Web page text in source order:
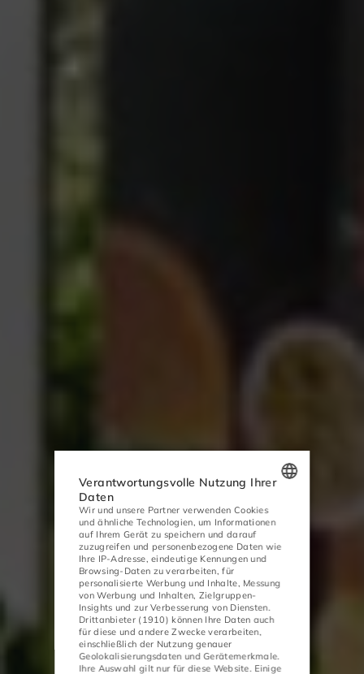
POLISH
ENGLISH
CZECH
Verantwortungsvolle Nutzung Ihrer
Daten
Wir und unsere Partner verwenden Cookies
und ähnliche Technologien, um Informationen
auf Ihrem Gerät zu speichern und darauf
zuzugreifen und personenbezogene Daten wie
Ihre IP-Adresse, eindeutige Kennungen und
Browsing-Daten zu verarbeiten, für
personalisierte Werbung und Inhalte, Messung
von Werbung und Inhalten, Zielgruppen-
Insights und zur Verbesserung von Diensten.
Drittanbieter (1910) können Ihre Daten auch
für diese und andere Zwecke verarbeiten,
einschließlich der Nutzung genauer
Geolokalisierungsdaten und Gerätemerkmale.
Ihre Auswahl gilt nur für diese Website. Einige